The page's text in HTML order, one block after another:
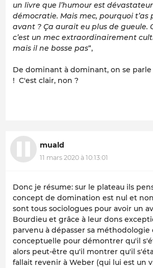
un livre que l’humour est
démocratie. Mais mec, pourquoi t’as
avant ? Ça aurait eu plus de gueule.
c’est un mec extraordinairement
mais il ne bosse pas“,
De dominant à dominant, on se
! C'est clair, non ?
muald
11 mars 2020 à 10:13:01
Donc je résume: sur le plateau ils
concept de domination est nul et
sont tous sociologues pour avoir un
Bourdieu et grâce à leur dons
parvenu à dépasser sa méthodologie
conceptuelle pour démontrer qu'il
alors peut-être qu'il montrer qu'il
fallait revenir à Weber (qui lui est un